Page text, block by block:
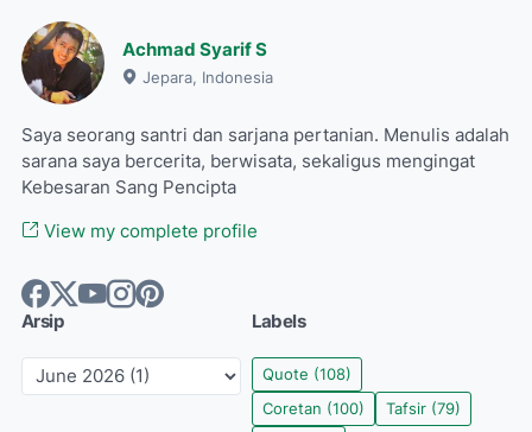
Achmad Syarif S
Jepara, Indonesia
Saya seorang santri dan sarjana pertanian. Menulis adalah
sarana saya bercerita, berwisata, sekaligus mengingat
Kebesaran Sang Pencipta
View my complete profile
Arsip Labels
Quote (108)
Coretan (100) Tafsir (79)